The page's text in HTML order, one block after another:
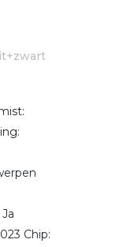
Chip: